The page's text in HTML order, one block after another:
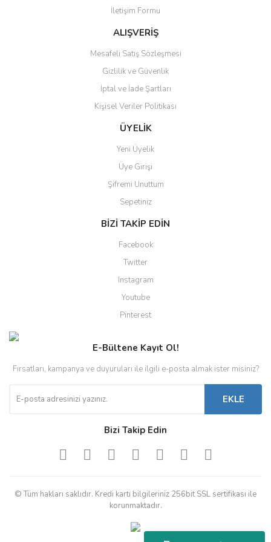
Bu ürüne benzer farklı alternatifler olmalı.
Gönder
İletişim Formu
ALIŞVERİŞ
Mesafeli Satış Sözleşmesi
Gizlilik ve Güvenlik
İptal ve İade Şartları
Kişisel Veriler Politikası
ÜYELİK
Yeni Üyelik
Üye Girişi
Şifremi Unuttum
Sepetiniz
BİZİ TAKİP EDİN
Facebook
Twitter
Instagram
Youtube
Pinterest
E-Bültene Kayıt Ol!
Fırsatları, kampanya ve duyuruları ile ilgili e-posta almak ister misiniz?
EKLE
Bizi Takip Edin
© Tüm hakları saklıdır. Kredi kartı bilgileriniz 256bit SSL sertifikası ile
korunmaktadır.